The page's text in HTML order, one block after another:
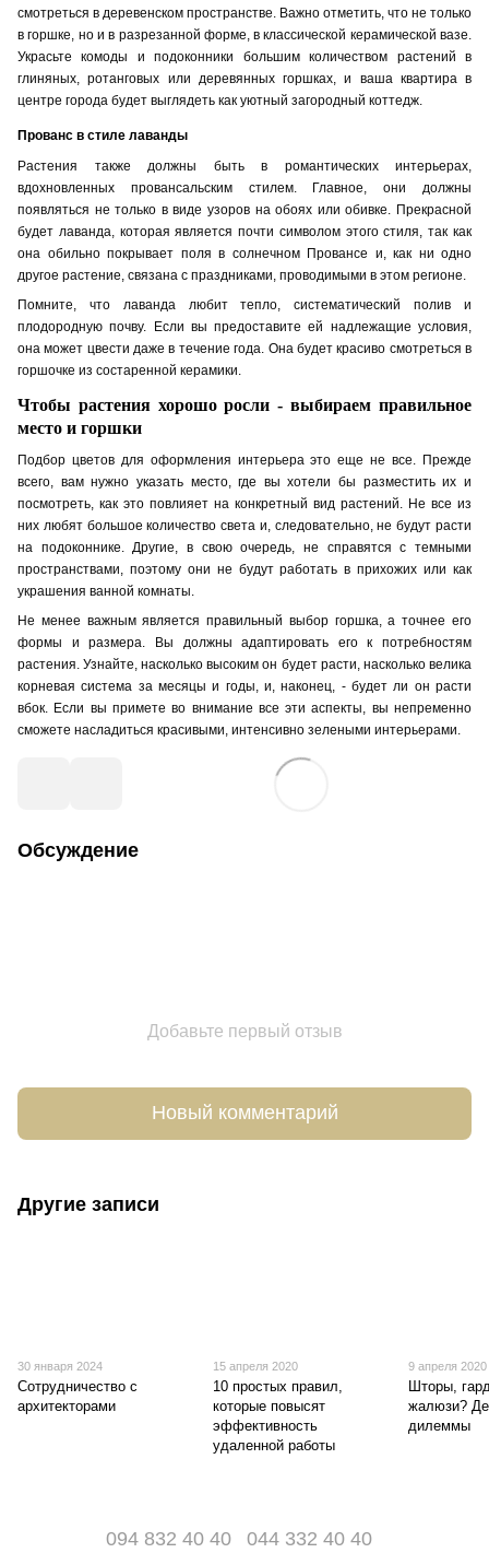
смотреться в деревенском пространстве. Важно отметить, что не только
в горшке, но и в разрезанной форме, в классической керамической вазе.
Украсьте комоды и подоконники большим количеством растений в
глиняных, ротанговых или деревянных горшках, и ваша квартира в
центре города будет выглядеть как уютный загородный коттедж.
Прованс в стиле лаванды
Растения также должны быть в романтических интерьерах,
вдохновленных провансальским стилем. Главное, они должны
появляться не только в виде узоров на обоях или обивке. Прекрасной
будет лаванда, которая является почти символом этого стиля, так как
она обильно покрывает поля в солнечном Провансе и, как ни одно
другое растение, связана с праздниками, проводимыми в этом регионе.
Помните, что лаванда любит тепло, систематический полив и
плодородную почву. Если вы предоставите ей надлежащие условия,
она может цвести даже в течение года. Онабудет красиво смотреться в
горшочке из состаренной керамики.
Чтобы растения хорошо росли - выбираем правильное
место и горшки
Подбор цветов для оформления интерьера это еще не все. Прежде
всего, вам нужно указать место, где вы хотели бы разместить их и
посмотреть, как это повлияет на конкретный вид растений. Не все из
них любят большое количество света и, следовательно, не будут расти
на подоконнике. Другие, в свою очередь, не справятся с темными
пространствами, поэтому они не будут работать в прихожих или как
украшения ванной комнаты.
Не менее важным является правильный выбор горшка, а точнее его
формы и размера. Вы должны адаптировать его к потребностям
растения. Узнайте, насколько высоким он будет расти, насколько велика
корневая система за месяцы и годы, и, наконец, - будет ли он расти
вбок. Если вы примете во внимание все эти аспекты, вы непременно
сможете насладиться красивыми, интенсивно зелеными интерьерами.
Обсуждение
Добавьте первый отзыв
Новый комментарий
Другие записи
30 января 2024
Сотрудничество с
архитекторами
15 апреля 2020
10 простых правил,
которые повысят
эффективность
удаленной работы
9 апреля 2020
Шторы,
жалюзи?
дилеммы
094 832 40 40 044 332 40 40